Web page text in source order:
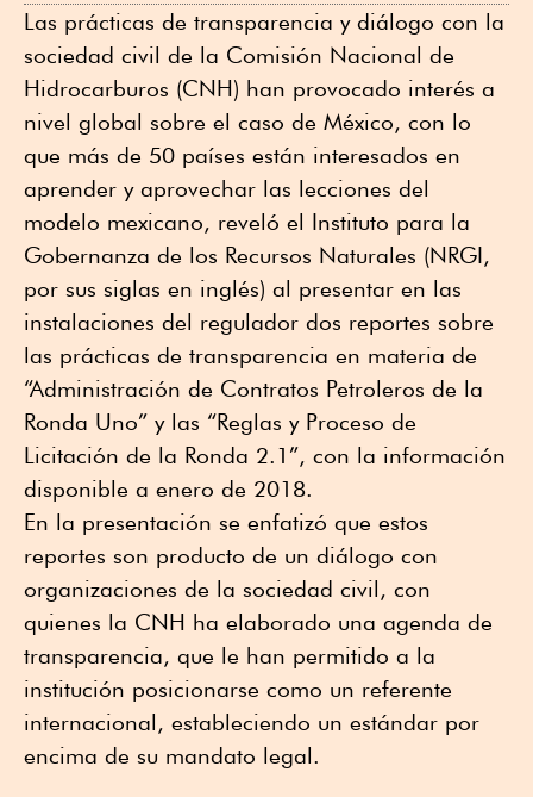
Las prácticas de transparencia y diálogo con la
sociedad civil de la Comisión Nacional de
Hidrocarburos (CNH) han provocado interés a
nivel global sobre el caso de México, con lo
que más de 50 países están interesados en
aprender y aprovechar las lecciones del
modelo mexicano, reveló el Instituto para la
Gobernanza de los Recursos Naturales (NRGI,
por sus siglas en inglés) al presentar en las
instalaciones del regulador dos reportes sobre
las prácticas de transparencia en materia de
“Administración de Contratos Petroleros de la
Ronda Uno” y las “Reglas y Proceso de
Licitación de la Ronda 2.1”, con la información
disponible a enero de 2018.
En la presentación se enfatizó que estos
reportes son producto de un diálogo con
organizaciones de la sociedad civil, con
quienes la CNH ha elaborado una agenda de
transparencia, que le han permitido a la
institución posicionarse como un referente
internacional, estableciendo un estándar por
encima de su mandato legal.